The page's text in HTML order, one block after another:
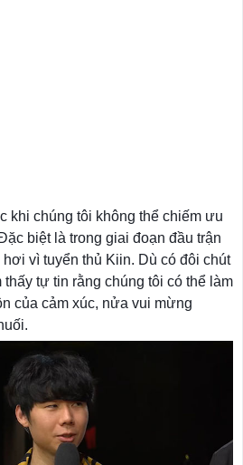
khi chúng tôi không thể chiếm ưu
biệt là trong giai đoạn đầu trận
vì tuyển thủ Kiin. Dù có đôi chút
tự tin rằng chúng tôi có thể làm
của cảm xúc, nửa vui mừng